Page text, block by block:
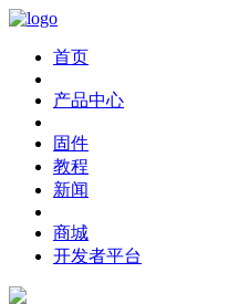
首页
产品中心
固件
教程
新闻
商城
开发者平台